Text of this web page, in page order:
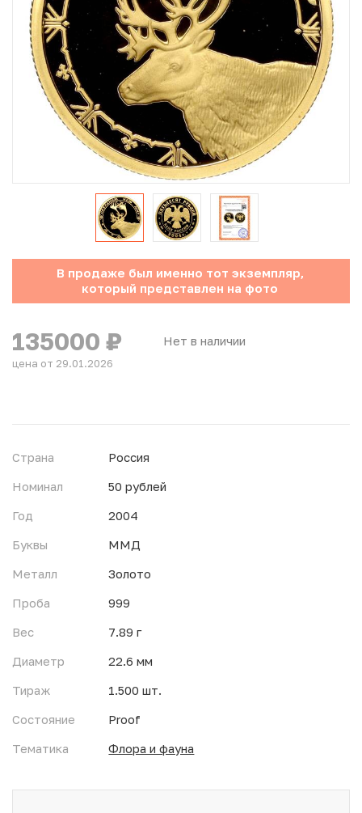
Юбилейные монеты Банка России (с 1999 года)
Памятные и инвестиционные монеты СССР и России
Иностранные монеты
Неофициальные выпуски монет (Unusual)
Античные и средневековые монеты
В продаже был именно тот экземпляр,
который представлен на фото
Нет в наличии
135000 ₽
цена от 29.01.2026
Страна
Россия
Номинал
50 рублей
Год
2004
Буквы
ММД
Металл
Золото
Проба
999
Вес
7.89 г
Диаметр
22.6 мм
Тираж
1.500 шт.
Состояние
Proof
Тематика
Флора и фауна